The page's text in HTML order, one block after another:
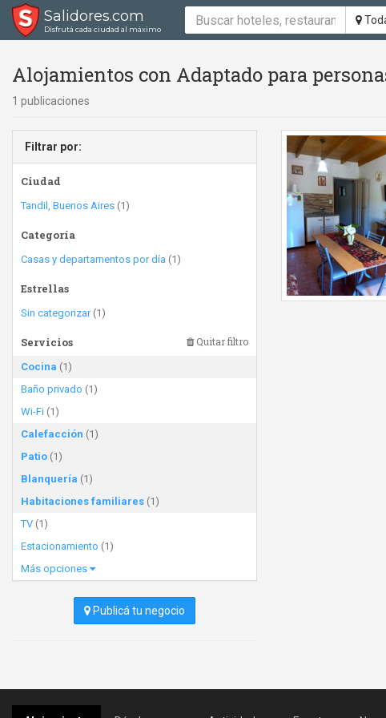
Salidores.com
Disfrutá cada ciudad al máximo
Alojamientos con Adaptado para
1 publicaciones
Filtrar por:
Ciudad
Tandil, Buenos Aires (1)
Categoría
Casas y departamentos por día (1)
Estrellas
Sin categorizar(1)
Servicios Quitar filtro
Cocina (1)
Baño privado (1)
Wi-Fi (1)
Calefacción (1)
Patio (1)
Blanquería (1)
Habitaciones familiares (1)
TV (1)
Estacionamiento (1)
Más opciones
Publicá tu negocio